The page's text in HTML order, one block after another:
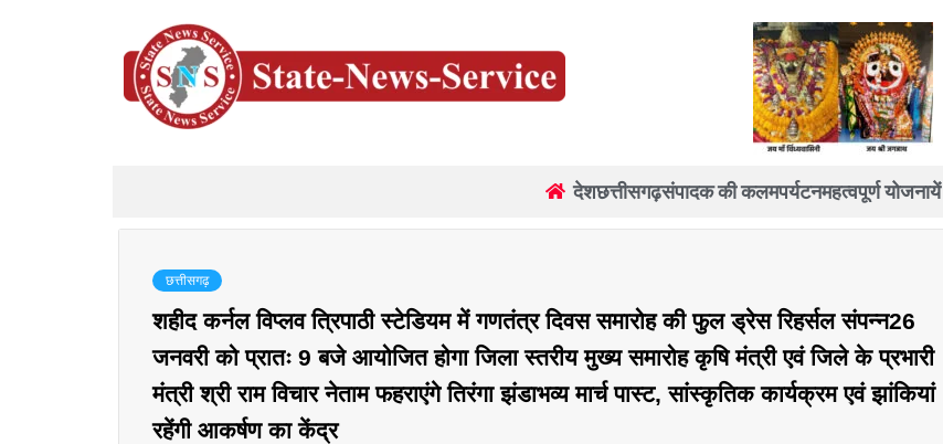
देशछत्तीसगढ़संपादक की कलमपर्यटनमहत्वपूर्ण योजनायें
छत्तीसगढ़
शहीद कर्नल विप्लव त्रिपाठी स्टेडियम में गणतंत्र दिवस समारोह की फुल ड्रेस रिहर्सल संपन्न26
जनवरी को प्रातः 9 बजे आयोजित होगा जिला स्तरीय मुख्य समारोह कृषि मंत्री एवं जिले के प्रभारी
मंत्री श्री राम विचार नेताम फहराएंगे तिरंगा झंडाभव्य मार्च पास्ट, सांस्कृतिक कार्यक्रम एवं झांकियां
रहेंगी आकर्षण का केंद्र